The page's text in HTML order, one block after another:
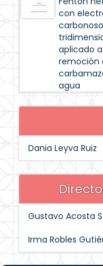
con
aplicado
remoción
agua
Dania Leyva Ruiz
Gustavo Acosta
Irma Robles